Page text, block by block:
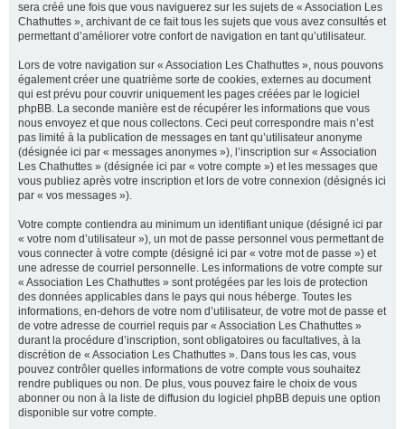
sera créé une fois que vous naviguerez sur les sujets de « Association Les
Chathuttes », archivant de ce fait tous les sujets que vous avez consultés et
permettant d’améliorer votre confort de navigation en tant qu’utilisateur.
Lors de votre navigation sur « Association Les Chathuttes », nous pouvons
également créer une quatrième sorte de cookies, externes au document
qui est prévu pour couvrir uniquement les pages créées par le logiciel
phpBB. La seconde manière est de récupérer les informations que vous
nous envoyez et que nous collectons. Ceci peut correspondre mais n’est
pas limité à la publication de messages en tant qu’utilisateur anonyme
(désignée ici par « messages anonymes »), l’inscription sur « Association
Les Chathuttes » (désignée ici par « votre compte ») et les messages que
vous publiez après votre inscription et lors de votre connexion (désignés ici
par « vos messages »).
Votre compte contiendra au minimum un identifiant unique (désigné ici par
« votre nom d’utilisateur »), un mot de passe personnel vous permettant de
vous connecter à votre compte (désigné ici par « votre mot de passe ») et
une adresse de courriel personnelle. Les informations de votre compte sur
« Association Les Chathuttes » sont protégées par les lois de protection
des données applicables dans le pays qui nous héberge. Toutes les
informations, en-dehors de votre nom d’utilisateur, de votre mot de passe et
de votre adresse de courriel requis par « Association Les Chathuttes »
durant la procédure d’inscription, sont obligatoires ou facultatives, à la
discrétion de « Association Les Chathuttes ». Dans tous les cas, vous
pouvez contrôler quelles informations de votre compte vous souhaitez
rendre publiques ou non. De plus, vous pouvez faire le choix de vous
abonner ou non à la liste de diffusion du logiciel phpBB depuis une option
disponible sur votre compte.